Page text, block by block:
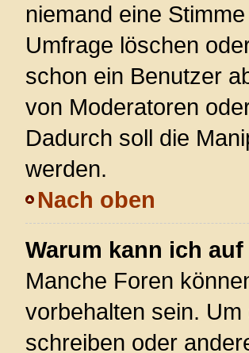
niemand eine
Umfrage löschen
schon ein Benutzer
von Moderatoren
Dadurch soll die
werden.
Nach oben
Warum kann ich
Manche Foren
vorbehalten sein.
schreiben oder